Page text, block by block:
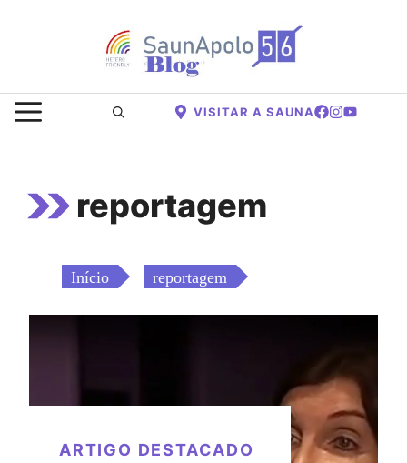
conteúdo
MENU VISITAR A SAUNA
reportagem
Início reportagem
ARTIGO DESTACADO